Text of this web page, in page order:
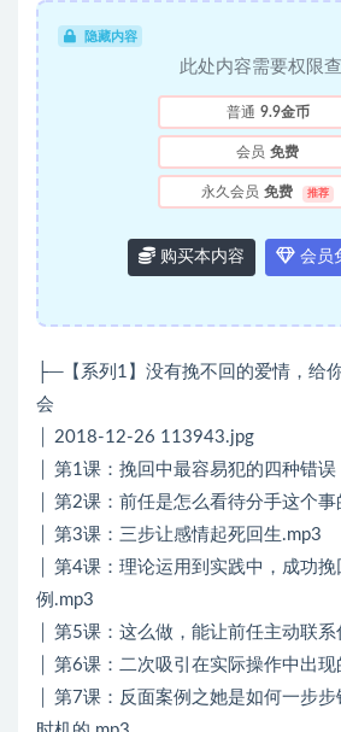
隐藏内容
此处内容需要权限
普通 9.9金币
会员 免费
永久会员 免费 推荐
购买本内容 会员
├─【系列1】没有挽不回的爱情，给
会
│ 2018-12-26 113943.jpg
│ 第1课：挽回中最容易犯的四种错
│ 第2课：前任是怎么看待分手这个事
│ 第3课：三步让感情起死回生.mp3
│ 第4课：理论运用到实践中，成功
例.mp3
│ 第5课：这么做，能让前任主动联系
│ 第6课：二次吸引在实际操作中出
│ 第7课：反面案例之她是如何一步